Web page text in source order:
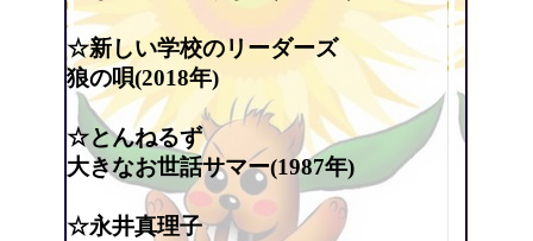
☆新しい学校のリーダーズ
狼の唄(2018年)
☆とんねるず
大きなお世話サマー(1987年)
☆永井真理子